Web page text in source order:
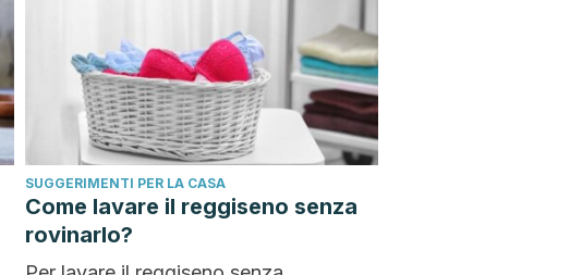
SUGGERIMENTI PER LA CASA
Come lavare il reggiseno senza
rovinarlo?